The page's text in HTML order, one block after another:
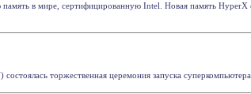
в мире, сертифицированную Intel. Новая память HyperX
торжественная церемония запуска